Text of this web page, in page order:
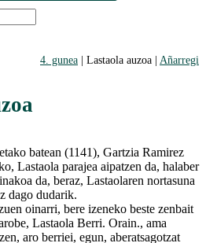
4. gunea | Lastaola auzoa | Añarregi
batean (1141), Gartzia Ramirez
Lastaola parajea aipatzen da, halaber
da, beraz, Lastaolaren nortasuna
dago dudarik.
oinarri, bere izeneko beste zenbait
Lastaola Berri. Orain., ama
aro berriei, egun, aberatsagotzat